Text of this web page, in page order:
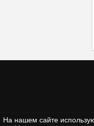
На нашем сайте